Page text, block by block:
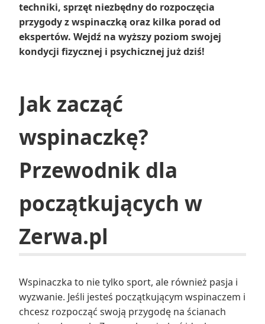
techniki, sprzęt niezbędny do rozpoczęcia
przygody z wspinaczką oraz kilka porad od
ekspertów. Wejdź na wyższy poziom swojej
kondycji fizycznej i psychicznej już dziś!
Jak zacząć
wspinaczkę?
Przewodnik dla
początkujących w
Zerwa.pl
Wspinaczka to nie tylko sport, ale również pasja i
wyzwanie. Jeśli jesteś początkującym wspinaczem i
chcesz rozpocząć swoją przygodę na ścianach